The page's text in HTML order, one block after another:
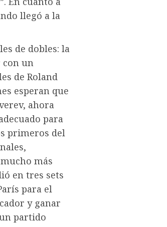
llegó a la
de dobles: la
con un
de Roland
esperan que
ahora
para
primeros del
más
en tres sets
para el
y ganar
partido